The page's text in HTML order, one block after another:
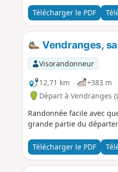
Télécharger le PDF
Vendranges,
Visorandonneur
12,71 km
+383 m
Départ à Vendranges
Randonnée facile avec
grande partie du
Télécharger le PDF